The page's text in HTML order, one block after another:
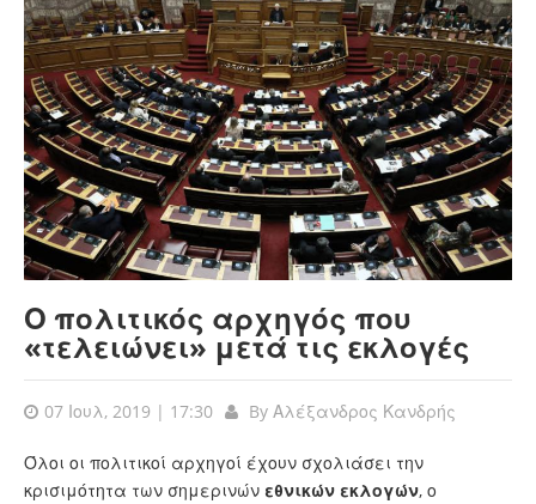
Ο πολιτικός αρχηγός που
«τελειώνει» μετά τις εκλογές
07 Ιουλ, 2019 | 17:30 By Αλέξανδρος Κανδρής
Όλοι οι πολιτικοί αρχηγοί έχουν σχολιάσει την
κρισιμότητα των σημερινών εθνικών εκλογών, ο